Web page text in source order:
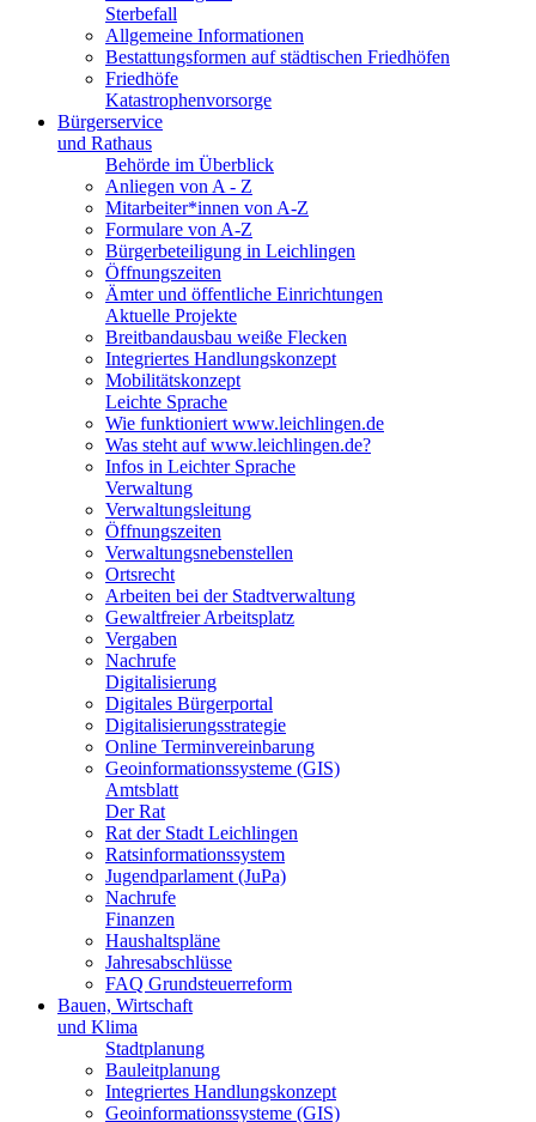
Sterbefall
Allgemeine Informationen
Bestattungsformen auf städtischen Friedhöfen
Friedhöfe
Katastrophenvorsorge
Bürgerservice
und Rathaus
Behörde im Überblick
Anliegen von A - Z
Mitarbeiter*innen von A-Z
Formulare von A-Z
Bürgerbeteiligung in Leichlingen
Öffnungszeiten
Ämter und öffentliche Einrichtungen
Aktuelle Projekte
Breitbandausbau weiße Flecken
Integriertes Handlungskonzept
Mobilitätskonzept
Leichte Sprache
Wie funktioniert www.leichlingen.de
Was steht auf www.leichlingen.de?
Infos in Leichter Sprache
Verwaltung
Verwaltungsleitung
Öffnungszeiten
Verwaltungsnebenstellen
Ortsrecht
Arbeiten bei der Stadtverwaltung
Gewaltfreier Arbeitsplatz
Vergaben
Nachrufe
Digitalisierung
Digitales Bürgerportal
Digitalisierungsstrategie
Online Terminvereinbarung
Geoinformationssysteme (GIS)
Amtsblatt
Der Rat
Rat der Stadt Leichlingen
Ratsinformationssystem
Jugendparlament (JuPa)
Nachrufe
Finanzen
Haushaltspläne
Jahresabschlüsse
FAQ Grundsteuerreform
Bauen, Wirtschaft
und Klima
Stadtplanung
Bauleitplanung
Integriertes Handlungskonzept
Geoinformationssysteme (GIS)